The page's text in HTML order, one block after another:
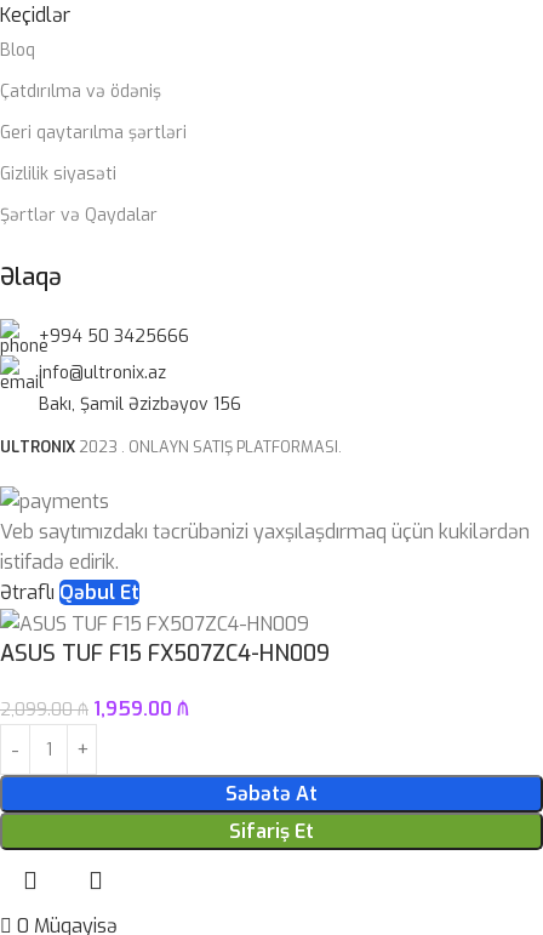
Keçidlər
Bloq
Çatdırılma və ödəniş
Geri qaytarılma şərtləri
Gizlilik siyasəti
Şərtlər və Qaydalar
Əlaqə
+994 50 3425666
info@ultronix.az
Bakı, Şamil Əzizbəyov 156
ULTRONIX 2023 . ONLAYN SATIŞ PLATFORMASI.
Veb saytımızdakı təcrübənizi yaxşılaşdırmaq üçün kukilərdən
istifadə edirik.
Ətraflı Qəbul Et
ASUS TUF F15 FX507ZC4-HN009
2,099.00₼ 1,959.00 ₼
Səbətə At
Sifariş Et
0 Müqayisə